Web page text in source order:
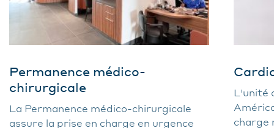
Permanence médico-
chirurgicale
La Permanence médico-chirurgicale
assure la prise en charge en urgence
L'unité
charge